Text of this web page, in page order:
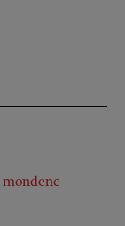
mondene